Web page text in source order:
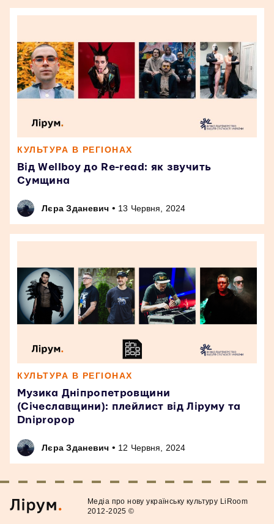
КУЛЬТУРА В РЕГІОНАХ
Від Wellboy до Re-read: як звучить
Сумщина
Лєра Зданевич • 13 Червня, 2024
КУЛЬТУРА В РЕГІОНАХ
Музика Дніпропетровщини
(Січеславщини): плейлист від Ліруму та
Dnipropop
Лєра Зданевич • 12 Червня, 2024
Медiа про нову українську культуру LiRoom
2012-2025 ©